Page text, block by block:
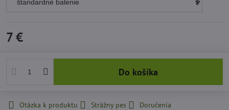
7 €
Do košíka
Otázka k produktu Strážny pes Doručenia